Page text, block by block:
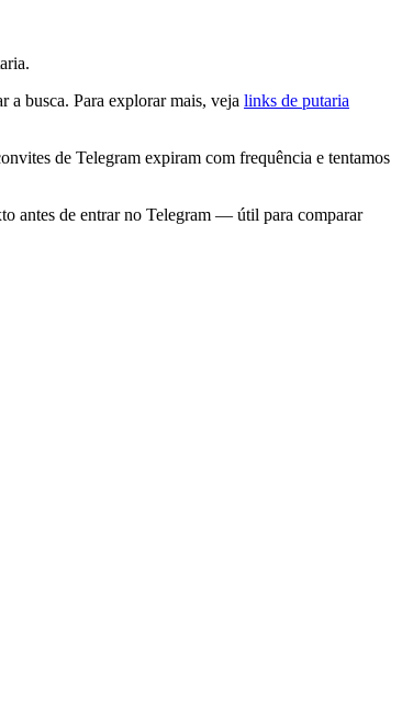
a busca. Para explorar mais, veja links de putaria
de Telegram expiram com frequência e tentamos
antes de entrar no Telegram — útil para comparar